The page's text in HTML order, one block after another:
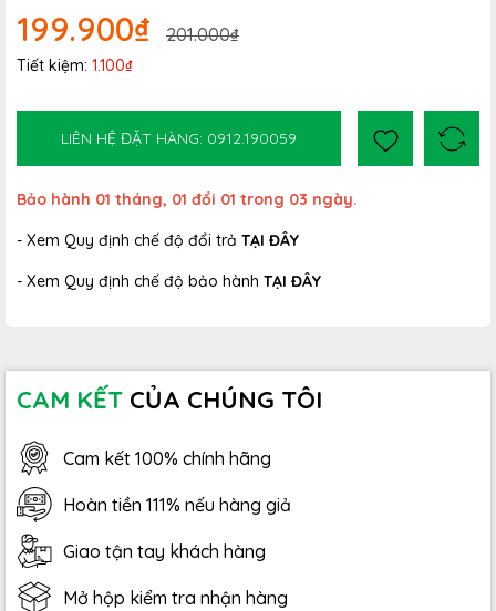
199.900₫ 201.000₫
Tiết kiệm: 1.100₫
LIÊN HỆ ĐẶT HÀNG: 0912.190059
Bảo hành 01 tháng, 01 đổi 01 trong 03 ngày.
- Xem Quy định chế độ đổi trả TẠI ĐÂY
- Xem Quy định chế độ bảo hành TẠI ĐÂY
CAM KẾT CỦA CHÚNG TÔI
Cam kết 100% chính hãng
Hoàn tiền 111% nếu hàng giả
Giao tận tay khách hàng
Mở hộp kiểm tra nhận hàng